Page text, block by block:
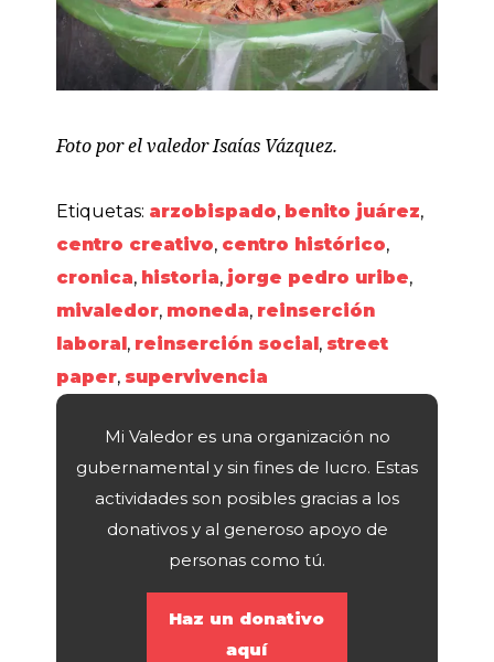
Foto por el valedor Isaías Vázquez.
Etiquetas: arzobispado, benito juárez,
centro creativo, centro histórico,
cronica, historia, jorge pedro uribe,
mivaledor, moneda, reinserción
laboral, reinserción social, street
paper, supervivencia
Mi Valedor es una organización no
gubernamental y sin fines de lucro. Estas
actividades son posibles gracias a los
donativos y al generoso apoyo de
personas como tú.
Haz un donativo
aquí